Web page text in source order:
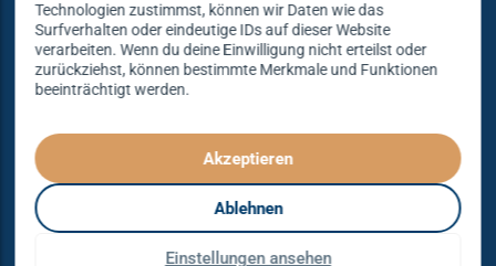
Technologien zustimmst, können wir Daten wie das
Surfverhalten oder eindeutige IDs auf dieser Website
verarbeiten. Wenn du deine Einwilligung nicht erteilst oder
zurückziehst, können bestimmte Merkmale und Funktionen
beeinträchtigt werden.
Akzeptieren
Ablehnen
Einstellungen ansehen
Warum bei uns tanzen?
Lass dich begeistern und probier es aus – Tanzen lernen
Spielend leicht und mit viel Spaß!
Denn Tanzen kann jeder lernen – mit dem richtigen
Konzept sogar ganz einfach – das gibt es nur bei